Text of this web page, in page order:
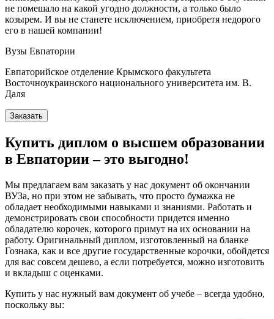
не помешало на какой угодно должности, а только было
козырем. И вы не станете исключением, приобретя недорого
его в нашей компании!
Вузы Евпатории
Евпаторийское отделение Крымского факультета
Восточноукраинского национального университета им. В.
Даля
Заказать
Купить диплом о высшем образовании
в Евпатории – это выгодно!
Мы предлагаем вам заказать у нас документ об окончании
ВУЗа, но при этом не забывать, что просто бумажка не
обладает необходимыми навыками и знаниями. Работать и
демонстрировать свои способности придется именно
обладателю корочек, которого примут на их основании на
работу. Оригинальный диплом, изготовленный на бланке
Гознака, как и все другие государственные корочки, обойдется
для вас совсем дешево, а если потребуется, можно изготовить
и вкладыш с оценками.
Купить у нас нужный вам документ об учебе – всегда удобно,
поскольку вы: